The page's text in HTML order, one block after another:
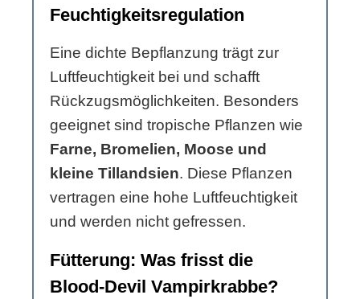
Feuchtigkeitsregulation
Eine dichte Bepflanzung trägt zur
Luftfeuchtigkeit bei und schafft
Rückzugsmöglichkeiten. Besonders
geeignet sind tropische Pflanzen wie
Farne, Bromelien, Moose und
kleine Tillandsien. Diese Pflanzen
vertragen eine hohe Luftfeuchtigkeit
und werden nicht gefressen.
Fütterung: Was frisst die
Blood-Devil Vampirkrabbe?